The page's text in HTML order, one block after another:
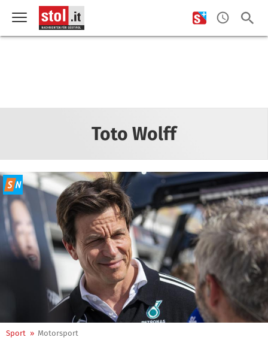
Toto Wolff
Sport » Motorsport